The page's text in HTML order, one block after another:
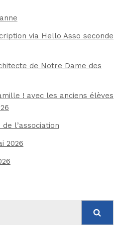
via Hello Asso seconde
de Notre Dame des
! avec les anciens élèves
l’association
2026